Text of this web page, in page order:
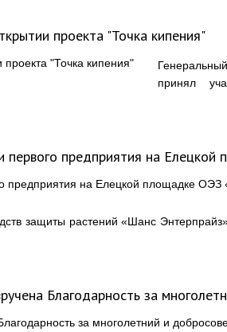
проекта "Точка кипения"
принял
предприятия на
защиты растений «Шанс
Благодарность за